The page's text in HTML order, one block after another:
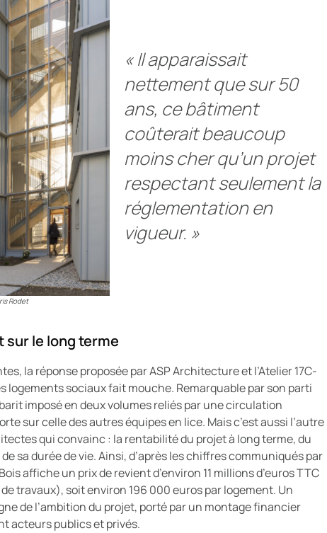
Rodet
« Ilapparaissait
nettement que sur 50
ans, ce bâtiment
coûterait beaucoup
moins cher qu’un projet
respectant seulement la
réglementation en
vigueur. »
sur le long terme
la réponse proposée par ASP Architecture et l’Atelier 17C-
logements sociaux fait mouche. Remarquable par son parti
imposé en deux volumes reliés par une circulation
sur celle des autres équipes en lice. Mais c’est aussi l’autre
qui convainc : la rentabilité du projet à long terme, du
sa durée de vie. Ainsi, d’après les chiffres communiqués par
affiche un prix de revient d’environ 11 millions d’euros TTC
travaux), soit environ 196 000 euros par logement. Un
de l’ambition du projet, porté par un montage financier
acteurs publics et privés.